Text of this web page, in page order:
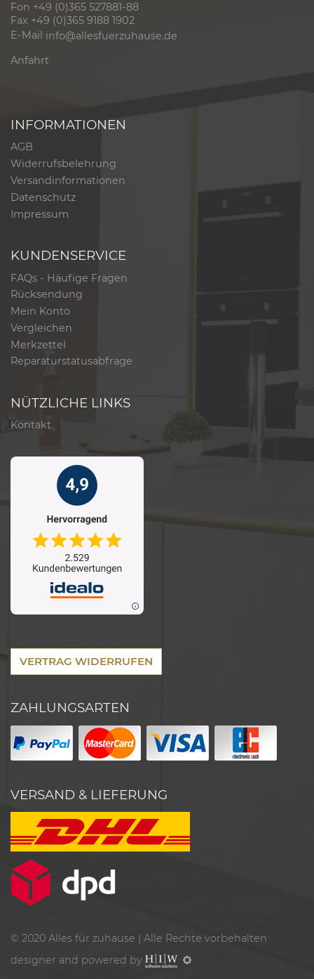
Fon +49 (0)365 527881-88
Fax +49 (0)365 9188 1902
E-Mail info@allesfuerzuhause.de
Anfahrt
INFORMATIONEN
AGB
Widerrufsbelehrung
Versandinformationen
Datenschutz
Impressum
KUNDENSERVICE
FAQs - Häufige Fragen
Rücksendung
Mein Konto
Vergleichen
Merkzettel
Reparaturstatusabfrage
NÜTZLICHE LINKS
Kontakt
VERTRAG WIDERRUFEN
ZAHLUNGSARTEN
VERSAND & LIEFERUNG
© 2020 Alles für zuhause | Alle Rechte vorbehalten
designer and powered by